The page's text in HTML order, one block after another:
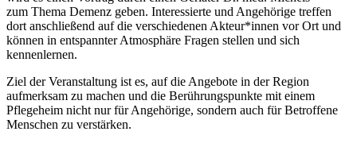
zum Thema Demenz geben. Interessierte und Angehörige treffen
dort anschließend auf die verschiedenen Akteur*innen vor Ort und
können in entspannter Atmosphäre Fragen stellen und sich
kennenlernen.
Ziel der Veranstaltung ist es, auf die Angebote in der Region
aufmerksam zu machen und die Berührungspunkte mit einem
Pflegeheim nicht nur für Angehörige, sondern auch für Betroffene
Menschen zu verstärken.